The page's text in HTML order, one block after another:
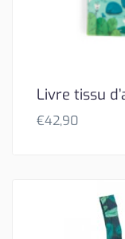
Livre tissu
€42,90